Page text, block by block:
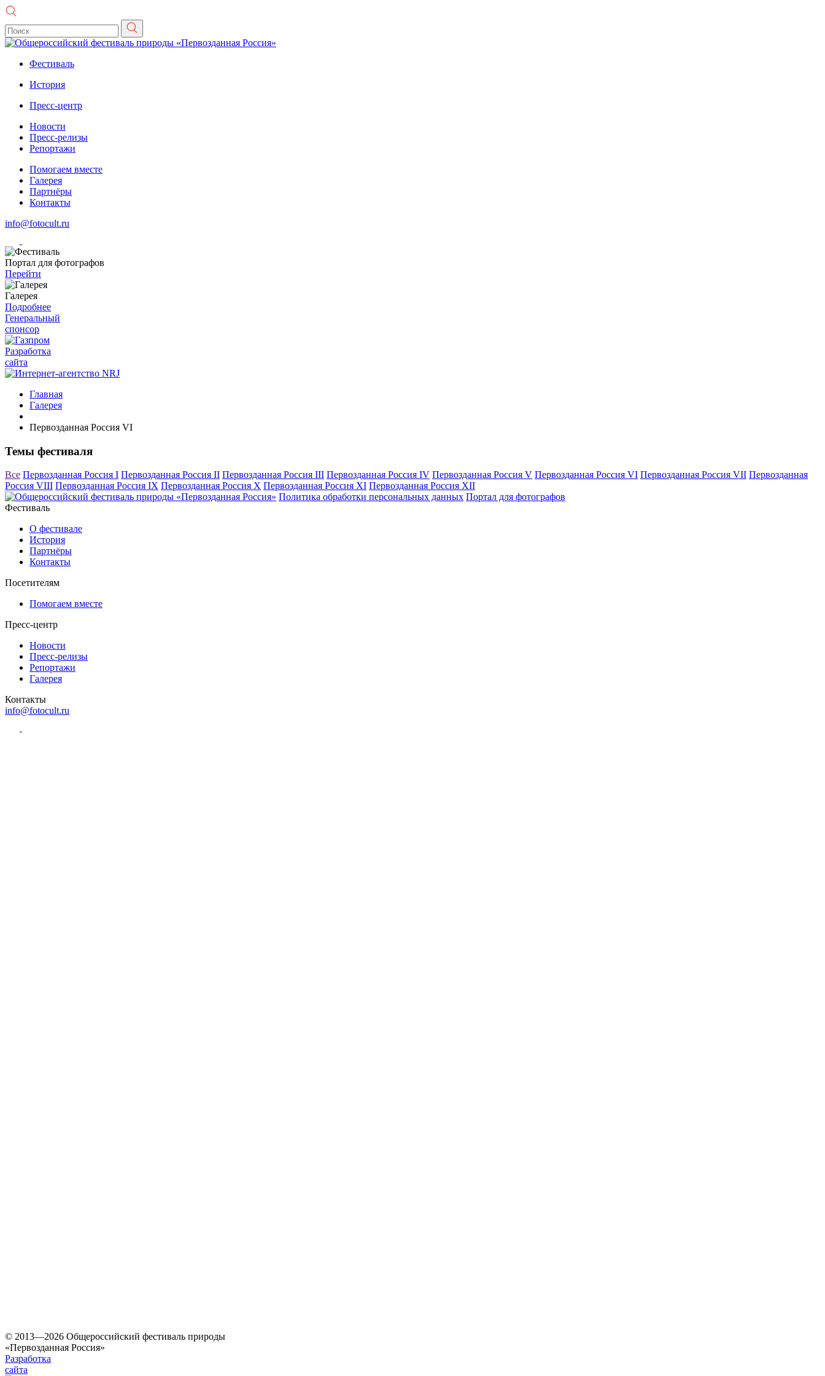
Фестиваль
История
Пресс-центр
Новости
Пресс-релизы
Репортажи
Помогаем вместе
Галерея
Партнёры
Контакты
info@fotocult.ru
Портал для фотографов
Перейти
Галерея
Подробнее
Генеральный
спонсор
Разработка
сайта
Главная
Галерея
Первозданная Россия VI
Темы фестиваля
Все Первозданная Россия I Первозданная Россия II Первозданная Россия III Первозданная Россия IV Первозданная Россия V Первозданная Россия VI Первозданная Россия VII Первозданная
Россия VIII Первозданная Россия IX Первозданная Россия X Первозданная Россия XI Первозданная Россия XII
Политика обработки персональных данных Портал для фотографов
Фестиваль
О фестивале
История
Партнёры
Контакты
Посетителям
Помогаем вместе
Пресс-центр
Новости
Пресс-релизы
Репортажи
Галерея
Контакты
info@fotocult.ru
© 2013—2026 Общероссийский фестиваль природы
«Первозданная Россия»
Разработка
сайта